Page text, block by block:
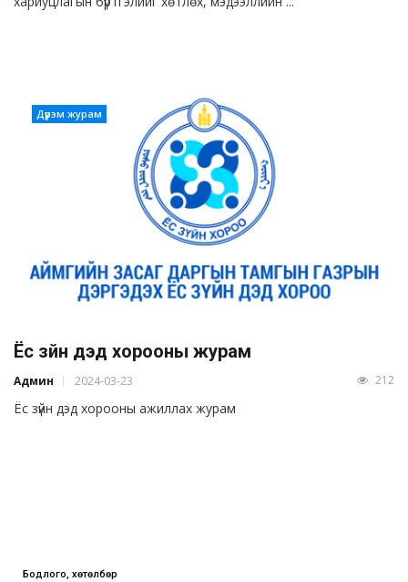
Дүрэм журам
Ёс зүйн дэд хорооны журам
Админ 2024-03-23 212
Ёс зүйн дэд хорооны ажиллах журам
Бодлого, хөтөлбөр